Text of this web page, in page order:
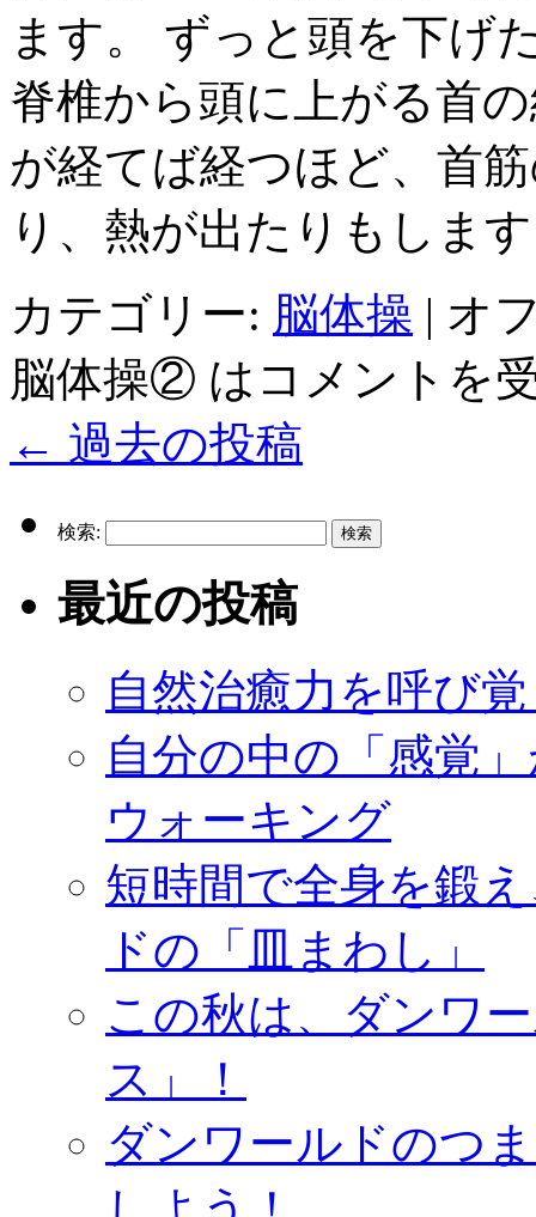
ます。 ずっと頭を下げ
脊椎から頭に上がる首
が経てば経つほど、首
り、熱が出たりもしま
カテゴリー: 脳体操 | オ
脳体操② は コメントを
← 過去の投稿
検索:
最近の投稿
自然治癒力を呼び
自分の中の「感覚
ウォーキング
短時間で全身を鍛
ドの「皿まわし」
この秋は、ダンワ
ス」！
ダンワールドのつ